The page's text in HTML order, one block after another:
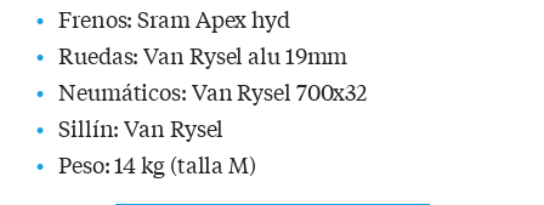
Frenos: Sram Apex hyd
Ruedas: Van Rysel alu 19mm
Neumáticos: Van Rysel 700x32
Sillín: Van Rysel
Peso: 14 kg (talla M)